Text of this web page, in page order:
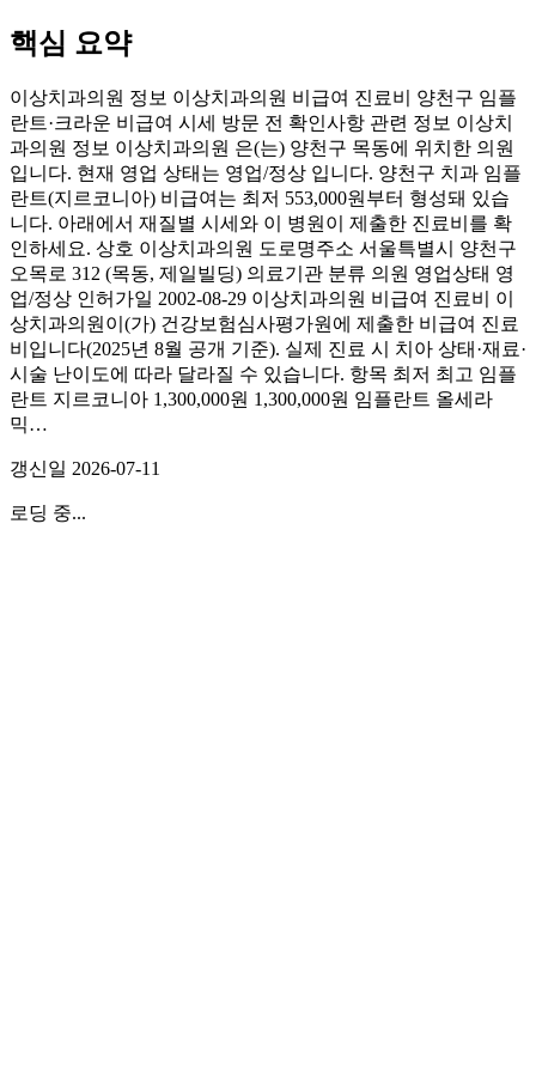
핵심 요약
이상치과의원 정보 이상치과의원 비급여 진료비 양천구 임플
란트·크라운 비급여 시세 방문 전 확인사항 관련 정보 이상치
과의원 정보 이상치과의원 은(는) 양천구 목동에 위치한 의원
입니다. 현재 영업 상태는 영업/정상 입니다. 양천구 치과 임플
란트(지르코니아) 비급여는 최저 553,000원부터 형성돼 있습
니다. 아래에서 재질별 시세와 이 병원이 제출한 진료비를 확
인하세요. 상호 이상치과의원 도로명주소 서울특별시 양천구
오목로 312 (목동, 제일빌딩) 의료기관 분류 의원 영업상태 영
업/정상 인허가일 2002-08-29 이상치과의원 비급여 진료비 이
상치과의원이(가) 건강보험심사평가원에 제출한 비급여 진료
비입니다(2025년 8월 공개 기준). 실제 진료 시 치아 상태·재료·
시술 난이도에 따라 달라질 수 있습니다. 항목 최저 최고 임플
란트 지르코니아 1,300,000원 1,300,000원 임플란트 올세라
믹…
갱신일 2026-07-11
로딩 중...